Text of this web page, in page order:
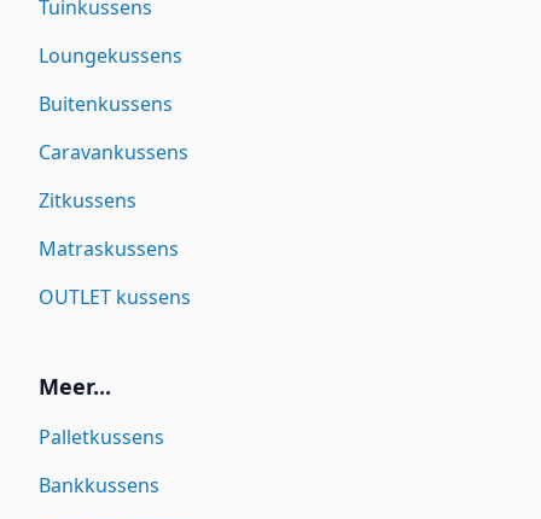
Tuinkussens
Loungekussens
Buitenkussens
Caravankussens
Zitkussens
Matraskussens
OUTLET kussens
Meer...
Palletkussens
Bankkussens